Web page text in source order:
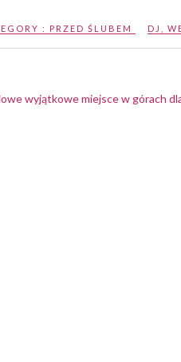
: PRZED ŚLUBEM DJ
wyjątkowe miejsce w górach